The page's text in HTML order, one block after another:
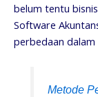
belum tentu
Software
perbedaan
Metode